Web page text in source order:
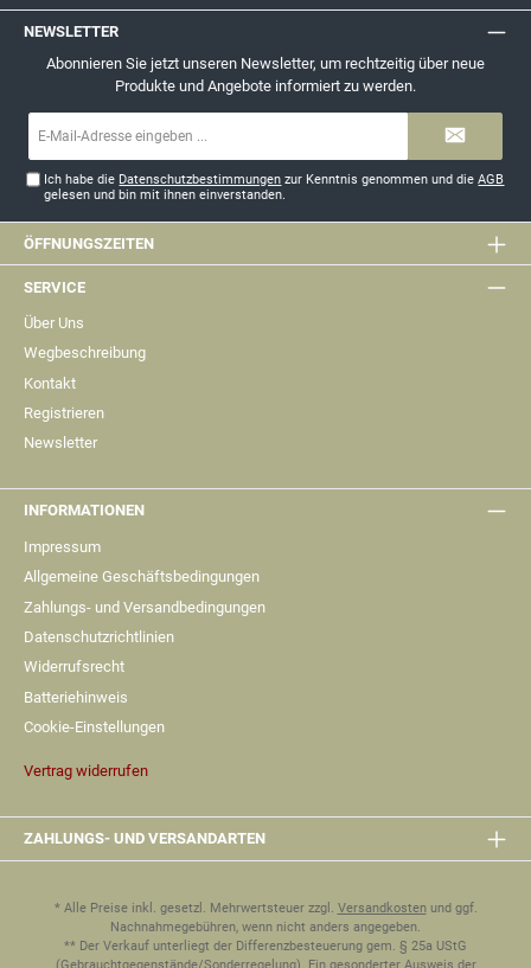
NEWSLETTER
Abonnieren Sie jetzt unseren Newsletter, um rechtzeitig über neue
Produkte und Angebote informiert zu werden.
Ich habe die Datenschutzbestimmungen zur Kenntnis genommen und dieAGB
gelesen und bin mit ihnen einverstanden.
ÖFFNUNGSZEITEN
SERVICE
Über Uns
Wegbeschreibung
Kontakt
Registrieren
Newsletter
INFORMATIONEN
Impressum
Allgemeine Geschäftsbedingungen
Zahlungs- und Versandbedingungen
Datenschutzrichtlinien
Widerrufsrecht
Batteriehinweis
Cookie-Einstellungen
Vertrag widerrufen
ZAHLUNGS- UND VERSANDARTEN
* Alle Preise inkl. gesetzl. Mehrwertsteuer zzgl. Versandkostenund ggf.
Nachnahmegebühren, wenn nicht anders angegeben.
** Der Verkauf unterliegt der Differenzbesteuerung gem. § 25a UStG